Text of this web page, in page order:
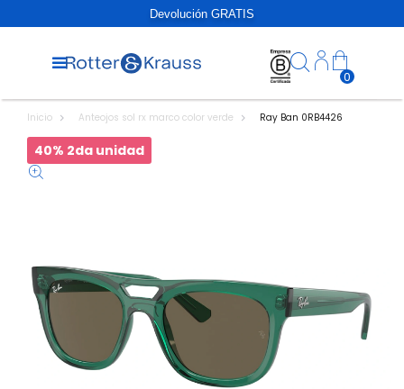
Devolución GRATIS
0
Inicio Anteojos sol rx marco color verde Ray Ban 0RB4426
40% 2da unidad